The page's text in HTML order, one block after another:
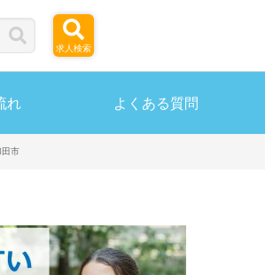
求人検索
れ よくある質問
田市